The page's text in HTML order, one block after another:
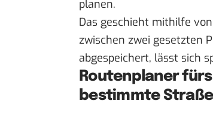
planen.
Das geschieht mithilfe
zwischen zwei gesetzten
abgespeichert, lässt sich
Routenplaner
bestimmte